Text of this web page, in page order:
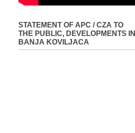
STATEMENT OF APC / CZA TO
THE PUBLIC, DEVELOPMENTS IN
BANJA KOVILJACA